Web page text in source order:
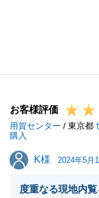
でき、またお役
今後不動産に関
ましたら、お気
お客様評価
用賀センター / 東京都
購入
K様
K様 2024年5月
度重なる現地内